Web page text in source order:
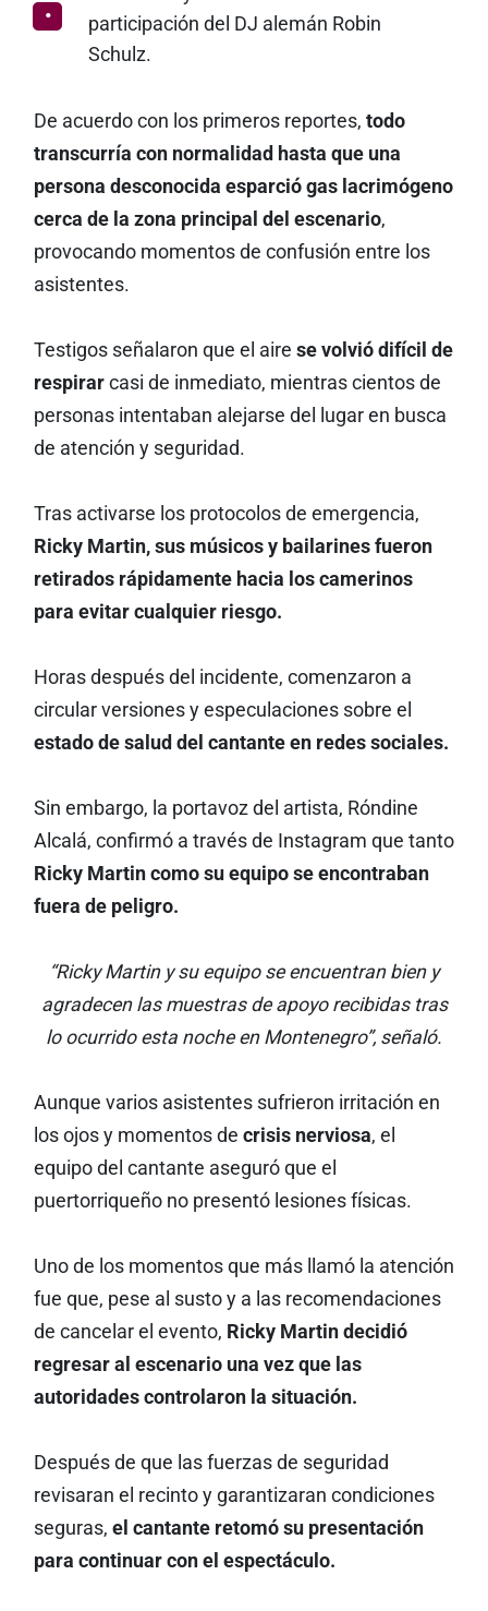
participación del DJ alemán Robin
Schulz.
De acuerdo con los primeros reportes, todo
transcurría con normalidad hasta que una
persona desconocida esparció gas lacrimógeno
cerca de la zona principal del escenario,
provocando momentos de confusión entre los
asistentes.
Testigos señalaron que el aire se volvió difícil de
respirar casi de inmediato, mientras cientos de
personas intentaban alejarse del lugar en busca
de atención y seguridad.
Tras activarse los protocolos de emergencia,
Ricky Martin, sus músicos y bailarines fueron
retirados rápidamente hacia los camerinos
para evitar cualquier riesgo.
Horas después del incidente, comenzaron a
circular versiones y especulaciones sobre el
estado de salud del cantante en redes sociales.
Sin embargo, la portavoz del artista, Róndine
Alcalá, confirmó a través de Instagram que tanto
Ricky Martin como su equipo se encontraban
fuera de peligro.
“Ricky Martin y su equipo se encuentran bien y
agradecen las muestras de apoyo recibidas tras
lo ocurrido esta noche en Montenegro”, señaló.
Aunque varios asistentes sufrieron irritación en
los ojos y momentos de crisis nerviosa, el
equipo del cantante aseguró que el
puertorriqueño no presentó lesiones físicas.
Uno de los momentos que más llamó la atención
fue que, pese al susto y a las recomendaciones
de cancelar el evento, Ricky Martin decidió
regresar al escenario una vez que las
autoridades controlaron la situación.
Después de que las fuerzas de seguridad
revisaran el recinto y garantizaran condiciones
seguras, el cantante retomó su presentación
para continuar con el espectáculo.